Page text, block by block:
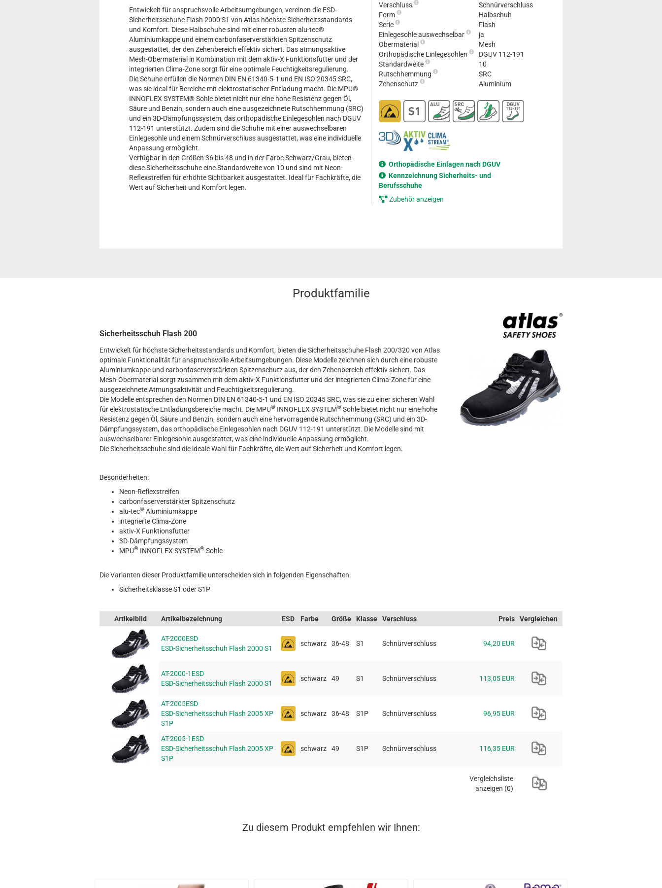
Entwickelt für anspruchsvolle Arbeitsumgebungen, vereinen die ESD-
Sicherheitsschuhe Flash 2000 S1 von Atlas höchste Sicherheitsstandards
und Komfort. Diese Halbschuhe sind mit einer robusten alu-tec®
Aluminiumkappe und einem carbonfaserverstärkten Spitzenschutz
ausgestattet, der den Zehenbereich effektiv sichert. Das atmungsaktive
Mesh-Obermaterial in Kombination mit dem aktiv-X Funktionsfutter und der
integrierten Clima-Zone sorgt für eine optimale Feuchtigkeitsregulierung.
Die Schuhe erfüllen die Normen DIN EN 61340-5-1 und EN ISO 20345 SRC,
was sie ideal für Bereiche mit elektrostatischer Entladung macht. Die MPU®
INNOFLEX SYSTEM® Sohle bietet nicht nur eine hohe Resistenz gegen Öl,
Säure und Benzin, sondern auch eine ausgezeichnete Rutschhemmung (SRC)
und ein 3D-Dämpfungssystem, das orthopädische Einlegesohlen nach DGUV
112-191 unterstützt. Zudem sind die Schuhe mit einer auswechselbaren
Einlegesohle und einem Schnürverschluss ausgestattet, was eine individuelle
Anpassung ermöglicht.
Verfügbar in den Größen 36 bis 48 und in der Farbe Schwarz/Grau, bieten
diese Sicherheitsschuhe eine Standardweite von 10 und sind mit Neon-
Reflexstreifen für erhöhte Sichtbarkeit ausgestattet. Ideal für Fachkräfte, die
Wert auf Sicherheit und Komfort legen.
Verschluss
Schnürverschluss
Form
Halbschuh
Serie
Flash
Einlegesohle auswechselbar
ja
Obermaterial
Mesh
Orthopädische Einlegesohlen
DGUV 112-191
Standardweite
10
Rutschhemmung
SRC
Zehenschutz
Aluminium
Orthopädische Einlagen nach DGUV
Kennzeichnung Sicherheits- und
Berufsschuhe
Zubehör anzeigen
Produktfamilie
Sicherheitsschuh Flash 200
Entwickelt für höchste Sicherheitsstandards und Komfort, bieten die Sicherheitsschuhe Flash 200/320 von Atlas
optimale Funktionalität für anspruchsvolle Arbeitsumgebungen. Diese Modelle zeichnen sich durch eine robuste
Aluminiumkappe und carbonfaserverstärkten Spitzenschutz aus, der den Zehenbereich effektiv sichert. Das
Mesh-Obermaterial sorgt zusammen mit dem aktiv-X Funktionsfutter und der integrierten Clima-Zone für eine
ausgezeichnete Atmungsaktivität und Feuchtigkeitsregulierung.
Die Modelle entsprechen den Normen DIN EN 61340-5-1 und EN ISO 20345 SRC, was sie zu einer sicheren Wahl
für elektrostatische Entladungsbereiche macht. Die MPU® INNOFLEX SYSTEM® Sohle bietet nicht nur eine hohe
Resistenz gegen Öl, Säure und Benzin, sondern auch eine hervorragende Rutschhemmung (SRC) und ein 3D-
Dämpfungssystem, das orthopädische Einlegesohlen nach DGUV 112-191 unterstützt. Die Modelle sind mit
auswechselbarer Einlegesohle ausgestattet, was eine individuelle Anpassung ermöglicht.
Die Sicherheitsschuhe sind die ideale Wahl für Fachkräfte, die Wert auf Sicherheit und Komfort legen.
Besonderheiten:
Neon-Reflexstreifen
carbonfaserverstärkter Spitzenschutz
alu-tec® Aluminiumkappe
integrierte Clima-Zone
aktiv-X Funktionsfutter
3D-Dämpfungssystem
MPU® INNOFLEX SYSTEM® Sohle
Die Varianten dieser Produktfamilie unterscheiden sich in folgenden Eigenschaften:
Sicherheitsklasse S1 oder S1P
Artikelbild Artikelbezeichnung ESD Farbe Größe Klasse Verschluss Preis Vergleichen
AT-2000ESD
ESD-Sicherheitsschuh Flash 2000 S1
schwarz 36-48 S1 Schnürverschluss 94,20 EUR
AT-2000-1ESD
ESD-Sicherheitsschuh Flash 2000 S1
schwarz 49 S1 Schnürverschluss 113,05 EUR
AT-2005ESD
ESD-Sicherheitsschuh Flash 2005 XP
S1P
schwarz 36-48 S1P Schnürverschluss 96,95 EUR
AT-2005-1ESD
ESD-Sicherheitsschuh Flash 2005 XP
S1P
schwarz 49 S1P Schnürverschluss 116,35 EUR
Vergleichsliste
anzeigen (0)
Zu diesem Produkt empfehlen wir Ihnen: